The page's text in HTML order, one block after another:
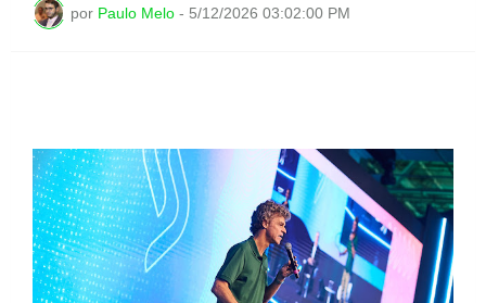
por Paulo Melo - 5/12/2026 03:02:00 PM